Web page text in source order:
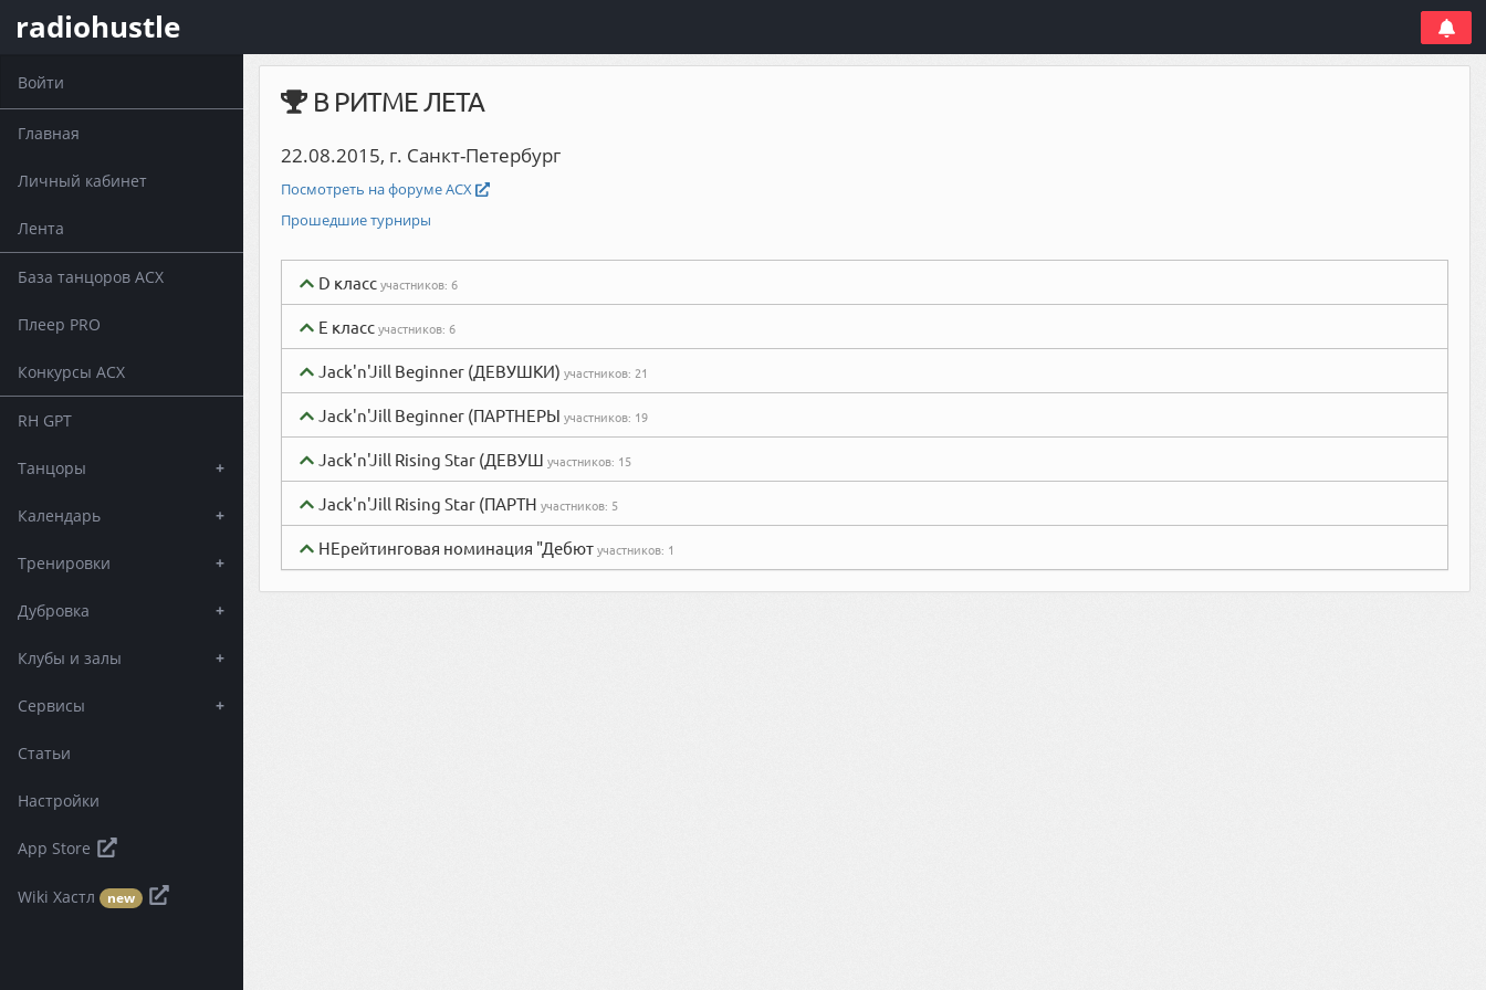
radiohustle
Войти
Главная
Личный кабинет
Лента
База танцоров АСХ
Плеер PRO
Конкурсы АСХ
RH GPT
Танцоры +
Календарь +
Тренировки +
Дубровка +
Клубы и залы +
Сервисы +
Статьи
Настройки
App Store
Wiki Хастл new
В РИТМЕ ЛЕТА
22.08.2015, г. Санкт-Петербург
Посмотреть на форуме АСХ
Прошедшие турниры
D классучастников: 6
Е классучастников: 6
Jack'n'Jill Beginner (ДЕВУШКИ) участников: 21
Jack'n'Jill Beginner (ПАРТНЕРЫ участников: 19
Jack'n'Jill Rising Star (ДЕВУШ участников: 15
Jack'n'Jill Rising Star (ПАРТН участников: 5
НЕрейтинговая номинация "Дебютучастников: 1